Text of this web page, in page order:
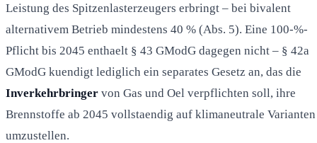
Leistung des Spitzenlasterzeugers erbringt – bei bivalent
alternativem Betrieb mindestens 40 % (Abs. 5). Eine 100-%-
Pflicht bis 2045 enthaelt § 43 GModG dagegen nicht – § 42a
GModG kuendigt lediglich ein separates Gesetz an, das die
Inverkehrbringer von Gas und Oel verpflichten soll, ihre
Brennstoffe ab 2045 vollstaendig auf klimaneutrale Varianten
umzustellen.